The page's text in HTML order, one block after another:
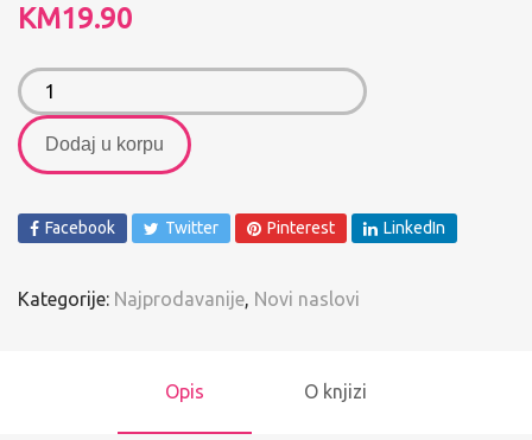
KM19.90
Dodaj u korpu
Facebook Twitter Pinterest LinkedIn
Kategorije: Najprodavanije, Novi naslovi
Opis O knjizi